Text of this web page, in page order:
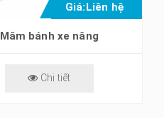
Giá:Liên hệ
Mâm bánh xe nâng
Chi tiết